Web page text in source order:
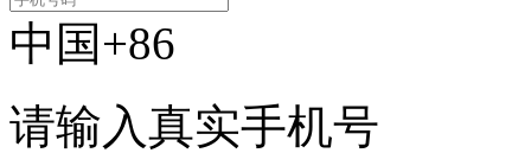
中国+86
请输入真实手机号